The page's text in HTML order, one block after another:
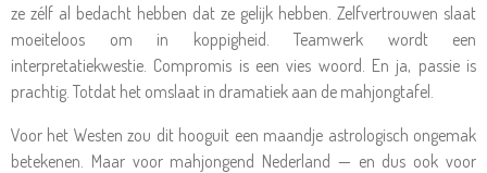
ze zélf al bedacht hebben dat ze gelijk hebben. Zelfvertrouwen slaat
moeiteloos om in koppigheid. Teamwerk wordt een
interpretatiekwestie. Compromis is een vies woord. En ja, passie is
prachtig. Totdat het omslaat in dramatiek aan de mahjongtafel.
Voor het Westen zou dit hooguit een maandje astrologisch ongemak
betekenen. Maar voor mahjongend Nederland — en dus ook voor